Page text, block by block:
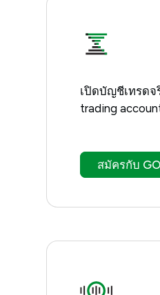
เปิดบัญชีเทรดจ
trading
สมัครกับ